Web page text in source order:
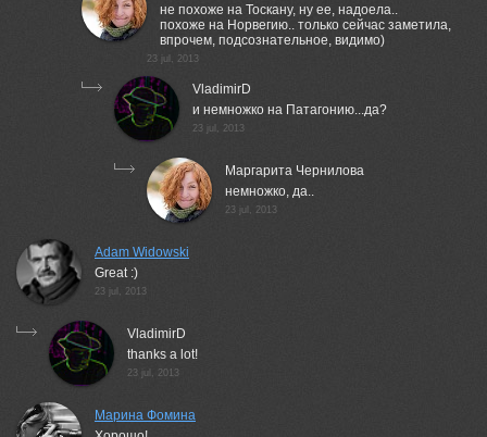
не похоже на Тоскану, ну ее, надоела..
похоже на Норвегию.. только сейчас заметила,
впрочем, подсознательное, видимо)
23 jul, 2013
VladimirD
и немножко на Патагонию...да?
23 jul, 2013
Маргарита Чернилова
немножко, да..
23 jul, 2013
Adam Widowski
Great :)
23 jul, 2013
VladimirD
thanks a lot!
23 jul, 2013
Марина Фомина